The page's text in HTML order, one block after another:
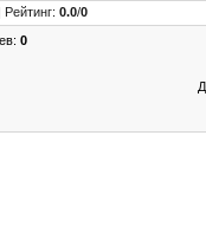
Рейтинг: 0.0/0
: 0